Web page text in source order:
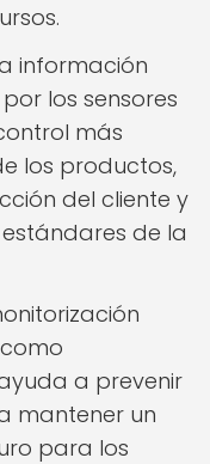
información
los sensores
más
los productos,
del cliente y
de la
a prevenir
mantener un
para los